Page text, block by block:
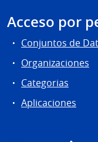
Acceso por
Conjuntos de
Organizaciones
Categorias
Aplicaciones